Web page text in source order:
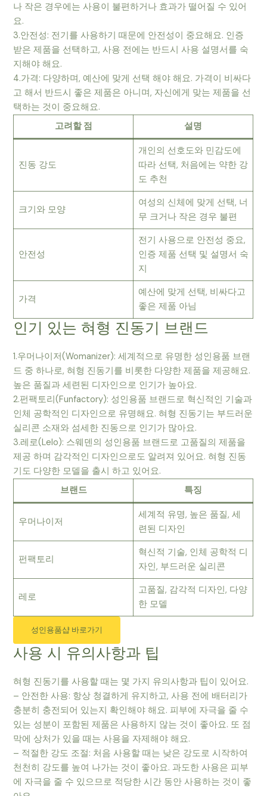
나 작은 경우에는 사용이 불편하거나 효과가 떨어질 수 있어
요.
3.안전성: 전기를 사용하기 때문에 안전성이 중요해요. 인증
받은 제품을 선택하고, 사용 전에는 반드시 사용 설명서를 숙
지해야 해요.
4.가격: 다양하며, 예산에 맞게 선택 해야 해요. 가격이 비싸다
고 해서 반드시 좋은 제품은 아니며, 자신에게 맞는 제품을 선
택하는 것이 중요해요.
고려할 점
설명
진동 강도
개인의 선호도와 민감도에
따라 선택, 처음에는 약한 강
도 추천
크기와 모양
여성의 신체에 맞게 선택, 너
무 크거나 작은 경우 불편
안전성
전기 사용으로 안전성 중요,
인증 제품 선택 및 설명서 숙
지
가격
예산에 맞게 선택, 비싸다고
좋은 제품 아님
인기 있는 혀형 진동기 브랜드
1.우머나이저(Womanizer): 세계적으로 유명한 성인용품 브랜
드 중 하나로, 혀형 진동기를 비롯한 다양한 제품을 제공해요.
높은 품질과 세련된 디자인으로 인기가 높아요.
2.펀팩토리(Funfactory): 성인용품 브랜드로 혁신적인 기술과
인체 공학적인 디자인으로 유명해요. 혀형 진동기는 부드러운
실리콘 소재와 섬세한 진동으로 인기가 많아요.
3.레로(Lelo): 스웨덴의 성인용품 브랜드로 고품질의 제품을
제공 하며 감각적인 디자인으로도 알려져 있어요. 혀형 진동
기도 다양한 모델을 출시 하고 있어요.
브랜드
특징
우머나이저
세계적 유명, 높은 품질, 세
련된 디자인
펀팩토리
혁신적 기술, 인체 공학적 디
자인, 부드러운 실리콘
레로
고품질, 감각적 디자인, 다양
한 모델
성인용품샵 바로가기
사용 시 유의사항과 팁
혀형 진동기를 사용할 때는 몇 가지 유의사항과 팁이 있어요.
– 안전한 사용: 항상 청결하게 유지하고, 사용 전에 배터리가
충분히 충전되어 있는지 확인해야 해요. 피부에 자극을 줄 수
있는 성분이 포함된 제품은 사용하지 않는 것이 좋아요. 또 점
막에 상처가 있을 때는 사용을 자제해야 해요.
– 적절한 강도 조절: 처음 사용할 때는 낮은 강도로 시작하여
천천히 강도를 높여 나가는 것이 좋아요. 과도한 사용은 피부
에 자극을 줄 수 있으므로 적당한 시간 동안 사용하는 것이 좋